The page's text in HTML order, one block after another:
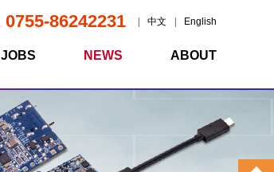
0755-86242231 中文 English
JOBS NEWS ABOUT